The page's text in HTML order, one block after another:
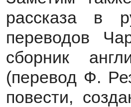
рассказа в
переводов
сборник
(перевод Ф.
повести,